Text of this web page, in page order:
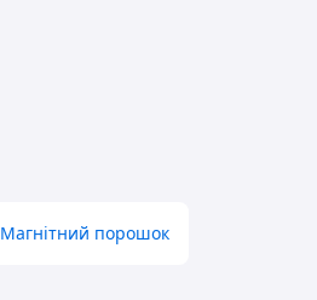
Магнітний порошок